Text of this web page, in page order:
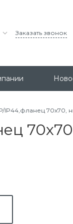
Заказать звонок
IP44,фланец 70х70,